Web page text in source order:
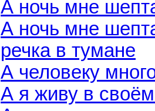
А ночь мне
А ночь мне
речка в тумане
А человеку
А я живу в своём